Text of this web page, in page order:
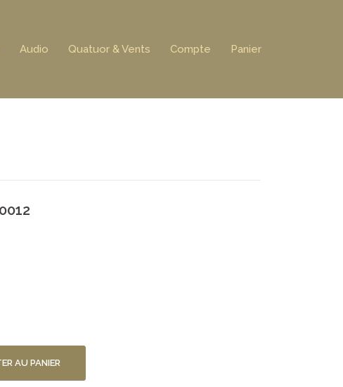
Audio Quatuor & Vents Compte Panier
AU PANIER